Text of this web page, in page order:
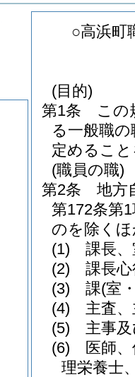
○高浜町
(目的)
第1条
この
る一般職
定めるこ
(職員の職)
第2条
地方
第172条第
のを除く
(1)
課長
(2)
課長
(3)
課(室
(4)
主査
(5)
主事
(6)
医師
理栄養士